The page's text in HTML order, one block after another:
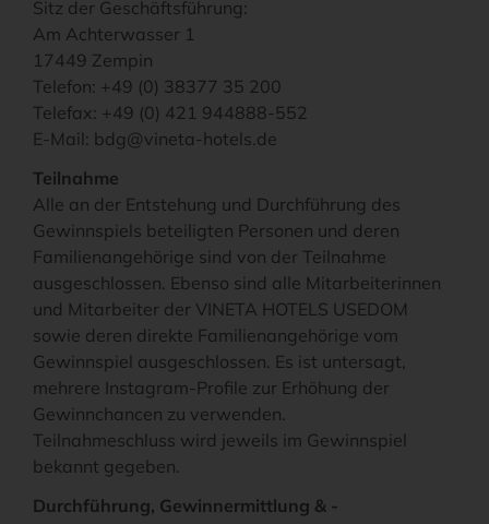
Sitz der Geschäftsführung:
Am Achterwasser 1
17449 Zempin
Telefon: +49 (0) 38377 35 200
Telefax: +49 (0) 421 944888-552
E-Mail: bdg@vineta-hotels.de
Teilnahme
Alle an der Entstehung und Durchführung des
Gewinnspiels beteiligten Personen und deren
Familienangehörige sind von der Teilnahme
ausgeschlossen. Ebenso sind alle Mitarbeiterinnen
und Mitarbeiter der VINETA HOTELS USEDOM
sowie deren direkte Familienangehörige vom
Gewinnspiel ausgeschlossen. Es ist untersagt,
mehrere Instagram-Profile zur Erhöhung der
Gewinnchancen zu verwenden.
Teilnahmeschluss wird jeweils im Gewinnspiel
bekannt gegeben.
Durchführung, Gewinnermittlung & -